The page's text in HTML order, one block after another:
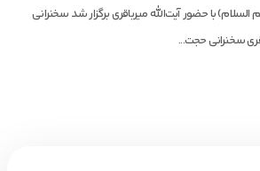
با حضور آیت‌الله میرباقری برگزار شد سخنرانی
سخنرانی حجت...